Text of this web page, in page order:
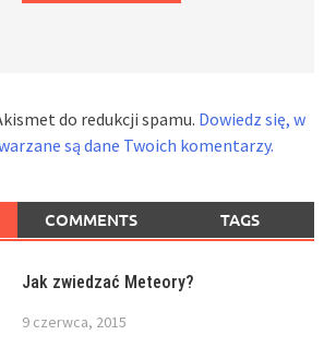
do redukcji spamu. Dowiedz się, w
są dane Twoich komentarzy.
COMMENTS TAGS
Jak zwiedzać Meteory?
9 czerwca, 2015